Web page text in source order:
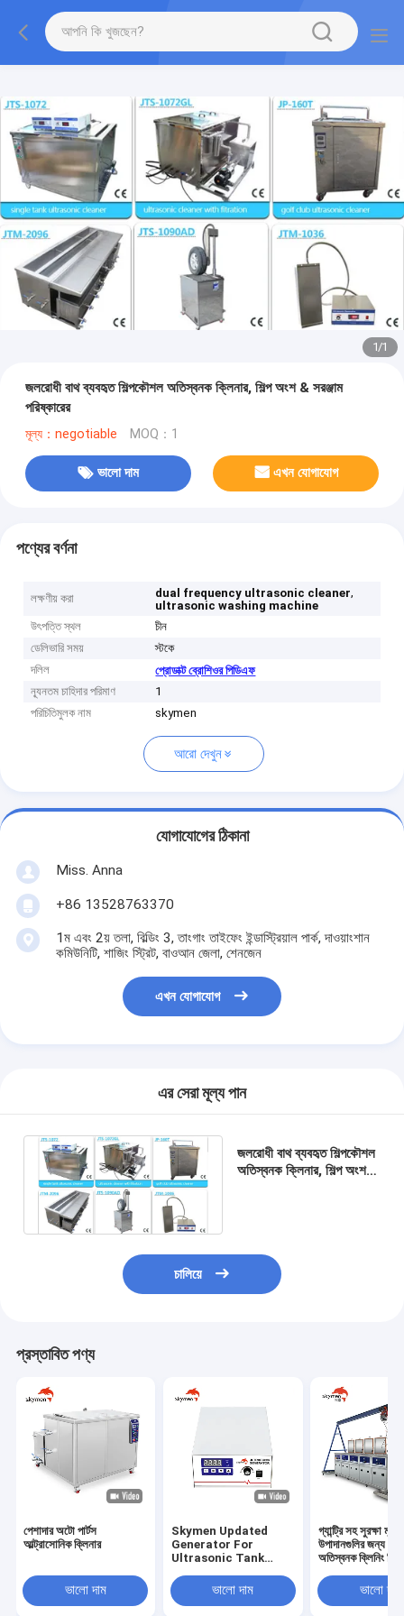
1/1
জলরোধী বাথ ব্যবহৃত শিল্পকৌশল অতিস্বনক ক্লিনার, শিল্প অংশ & সরঞ্জাম
পরিষ্কারের
মূল্য：negotiable MOQ：1
ভালো দাম এখন যোগাযোগ
পণ্যের বর্ণনা
লক্ষণীয় করা dual frequency ultrasonic cleaner,
ultrasonic washing machine
উৎপত্তি স্থল
চীন
ডেলিভারি সময়
স্টকে
দলিল
প্রোডাক্ট ব্রোশিওর পিডিএফ
ন্যূনতম চাহিদার পরিমাণ
1
পরিচিতিমুলক নাম
skymen
আরো দেখুন
যোগাযোগের ঠিকানা
Miss. Anna
+86 13528763370
1ম এবং 2য় তলা, বিল্ডিং 3, তাংগাং তাইফেং ইন্ডাস্ট্রিয়াল পার্ক, দাওয়াংশান
কমিউনিটি, শাজিং স্ট্রিট, বাওআন জেলা, শেনজেন
এখন যোগাযোগ
এর সেরা মূল্য পান
জলরোধী বাথ ব্যবহৃত শিল্পকৌশল
অতিস্বনক ক্লিনার, শিল্প অংশ &
চালিয়ে
প্রস্তাবিত পণ্য
পেশাদার অটো পার্টস
আল্ট্রাসোনিক ক্লিনার
ভালো দাম
Skymen Updated
Generator For
Ultrasonic Tank
Transducer Box
KG1800-V
ভালো দাম
গ্যান্ট্রি সহ সুরক্ষা
উপাদানগুলির জন্য 4
অতিস্বনক ক্লিনিং
ভালো দাম